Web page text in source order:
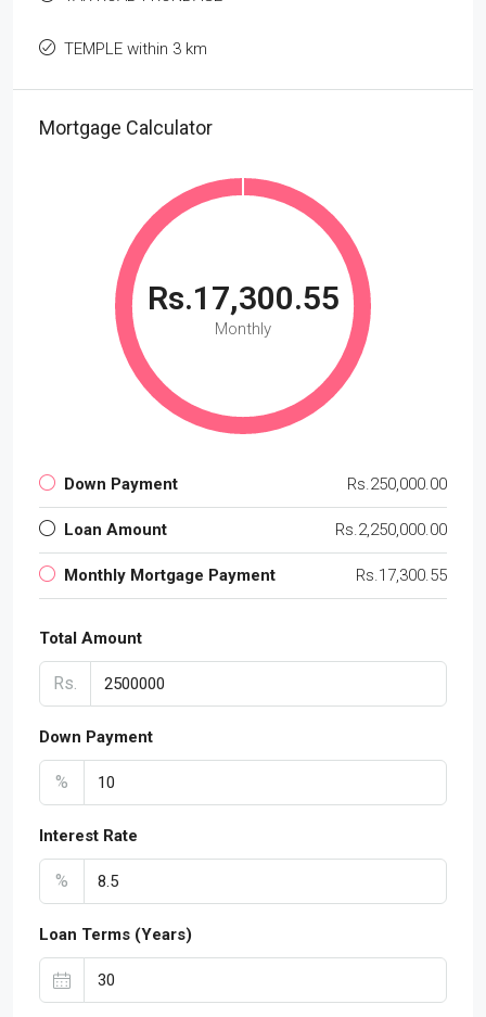
TEMPLE within 3 km
Mortgage Calculator
Rs.17,300.55
Monthly
Down Payment Rs.250,000.00
Loan Amount Rs.2,250,000.00
Monthly Mortgage Payment Rs.17,300.55
Total Amount
Rs.
Down Payment
%
Interest Rate
%
Loan Terms (Years)